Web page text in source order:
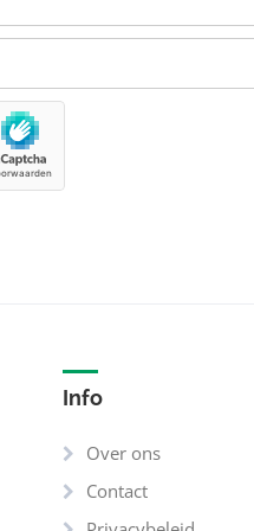
Info
Over ons
Contact